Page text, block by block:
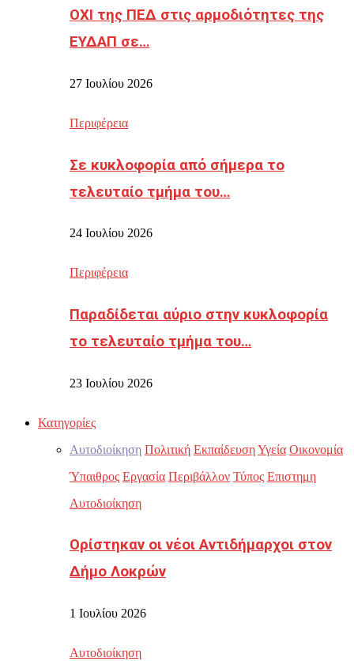
ΟΧΙ της ΠΕΔ στις αρμοδιότητες της
ΕΥΔΑΠ σε…
27 Ιουλίου 2026
Περιφέρεια
Σε κυκλοφορία από σήμερα το
τελευταίο τμήμα του…
24 Ιουλίου 2026
Περιφέρεια
Παραδίδεται αύριο στην κυκλοφορία
το τελευταίο τμήμα του…
23 Ιουλίου 2026
Κατηγορίες
Αυτοδιοίκηση Πολιτική ΕκπαίδευσηΥγεία Οικονομία
Ύπαιθρος Εργασία Περιβάλλον Τύπος Επιστημη
Αυτοδιοίκηση
Ορίστηκαν οι νέοι Αντιδήμαρχοι στον
Δήμο Λοκρών
1 Ιουλίου 2026
Αυτοδιοίκηση